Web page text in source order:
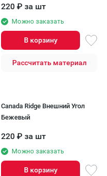
220 ₽ за шт
Можно заказать
В корзину
Рассчитать материал
Canada Ridge Внешний Угол
Бежевый
220 ₽ за шт
Можно заказать
В корзину